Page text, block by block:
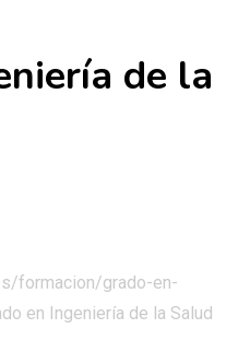
de la
formacion/grado-en-
en Ingeniería de la Salud